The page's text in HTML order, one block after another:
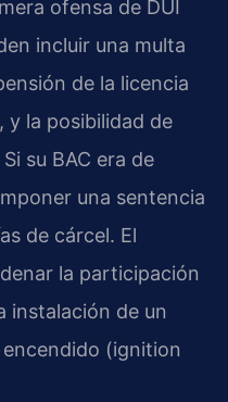
ofensa de DUI
incluir una multa
de la licencia
y la posibilidad de
su BAC era de
una sentencia
de cárcel. El
la participación
instalación de un
(ignition